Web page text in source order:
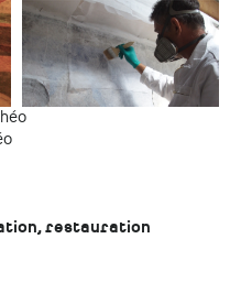
restauration